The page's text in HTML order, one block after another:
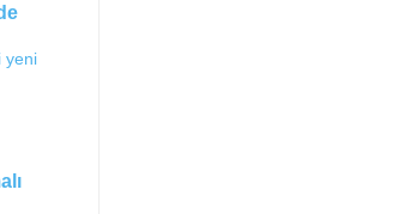
yeni